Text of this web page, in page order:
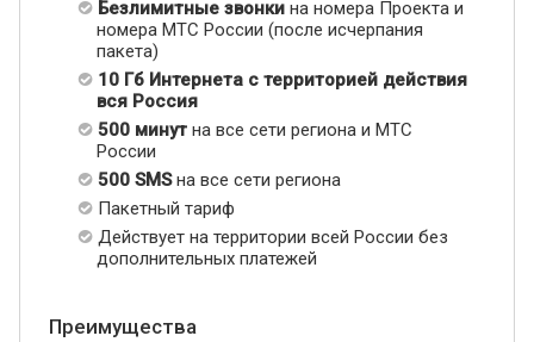
Безлимитные звонки на номера Проекта и
номера МТС России (после исчерпания
пакета)
10 Гб Интернета с территорией действия
вся Россия
500 минут на все сети региона и МТС
России
500 SMSна все сети региона
Пакетный тариф
Действует на территории всей России без
дополнительных платежей
Преимущества